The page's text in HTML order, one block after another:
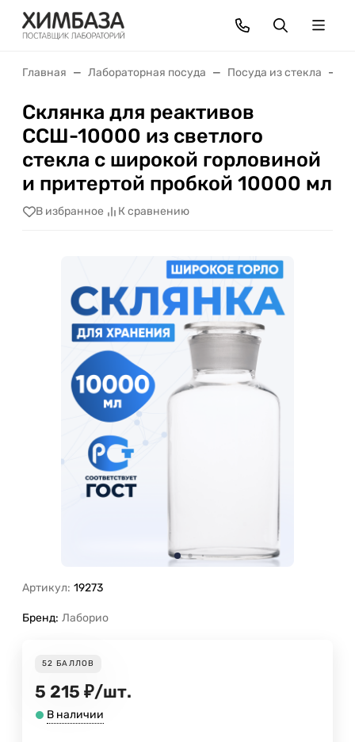
Главная Лабораторная посуда Посуда из стекла
Склянка для реактивов
ССШ-10000 из светлого
стекла с широкой горловиной
и притертой пробкой 10000 мл
В избранное К сравнению
Артикул: 19273
Бренд: Лаборио
52 БАЛЛОВ
5 215 ₽/шт.
В наличии